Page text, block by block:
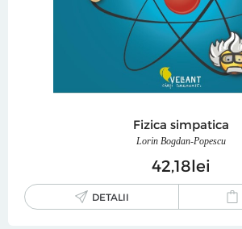
Fizica simpatica
Lorin Bogdan-Popescu
4218lei
DETALII